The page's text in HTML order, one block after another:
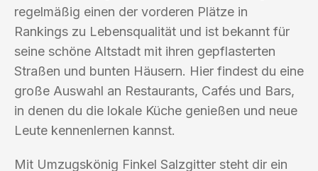
regelmäßig einen der vorderen Plätze in
Rankings zu Lebensqualität und ist bekannt für
seine schöne Altstadt mit ihren gepflasterten
Straßen und bunten Häusern. Hier findest du eine
große Auswahl an Restaurants, Cafés und Bars,
in denen du die lokale Küche genießen und neue
Leute kennenlernen kannst.
Mit Umzugskönig Finkel Salzgitter steht dir ein